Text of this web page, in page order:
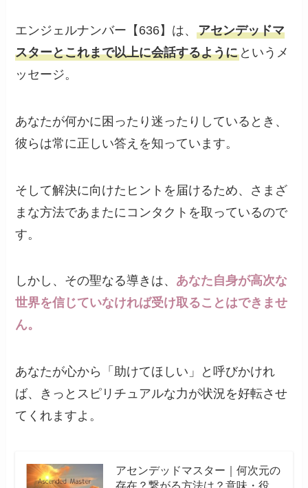
エンジェルナンバー【636】は、アセンデッドマ
スターとこれまで以上に会話するように というメ
ッセージ。
あなたが何かに困ったり迷ったりしているとき、
彼らは常に正しい答えを知っています。
そして解決に向けたヒントを届けるため、さまざ
まな方法であまたにコンタクトを取っているので
す。
しかし、その聖なる導きは、 あなた自身が高次な
世界を信じていなければ受け取ることはできませ
ん。
あなたが心から「助けてほしい」と呼びかけれ
ば、きっとスピリチュアルな力が状況を好転させ
てくれますよ。
アセンデッドマスター｜何次元の
存在？繋がる方法は？意味・役